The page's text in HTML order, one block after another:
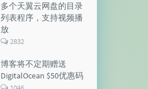
多个天翼云网盘的目录
列表程序，支持视频播
放
评
数：
2832
博客将不定期赠送
DigitalOcean $50优惠码
评